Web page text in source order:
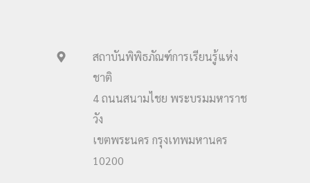
สถาบันพิพิธภัณฑ์การเรียนรู้แห่ง
ชาติ
4 ถนนสนามไชย พระบรมมหาราช
วัง
เขตพระนคร กรุงเทพมหานคร
10200